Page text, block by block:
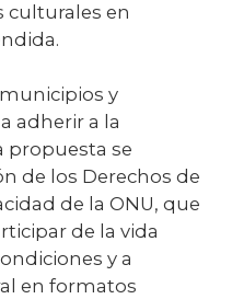
culturales en
y
adherir a la
propuesta se
de los Derechos de
de la ONU, que
de la vida
y a
en formatos